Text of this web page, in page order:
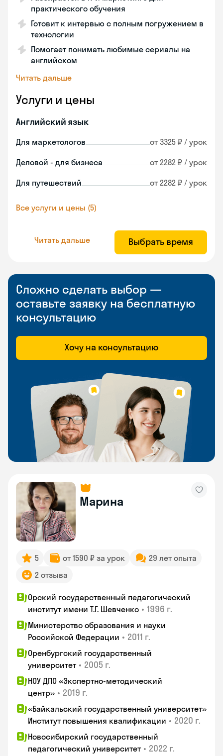
практического обучения
Готовит к интервью с полным погружением в
технологии
Помогает понимать любимые сериалы на
английском
Читать дальше
Услуги и цены
Английский язык
Для маркетологов от 3325 ₽ / урок
Деловой - для бизнеса от 2282 ₽ / урок
Для путешествий от 2282 ₽ / урок
Все услуги и цены (5)
Читать дальше Выбрать время
Сложно сделать выбор —
оставьте заявку на бесплатную
консультацию
Хочу на консультацию
Марина
5 от 1590 ₽ за урок
29 лет опыта
2 отзыва
Орский государственный педагогический
институт имени Т.Г. Шевченко • 1996 г.
Министерство образования и науки
Российской Федерации • 2011 г.
Оренбургский государственный
университет • 2005 г.
НОУ ДПО «Экспертно-методический
центр» • 2019 г.
«Байкальский государственный университет»
Институт повышения квалификации • 2020 г.
Новосибирский государственный
педагогический университет • 2022 г.